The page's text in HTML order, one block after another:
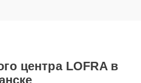
центра LOFRA в